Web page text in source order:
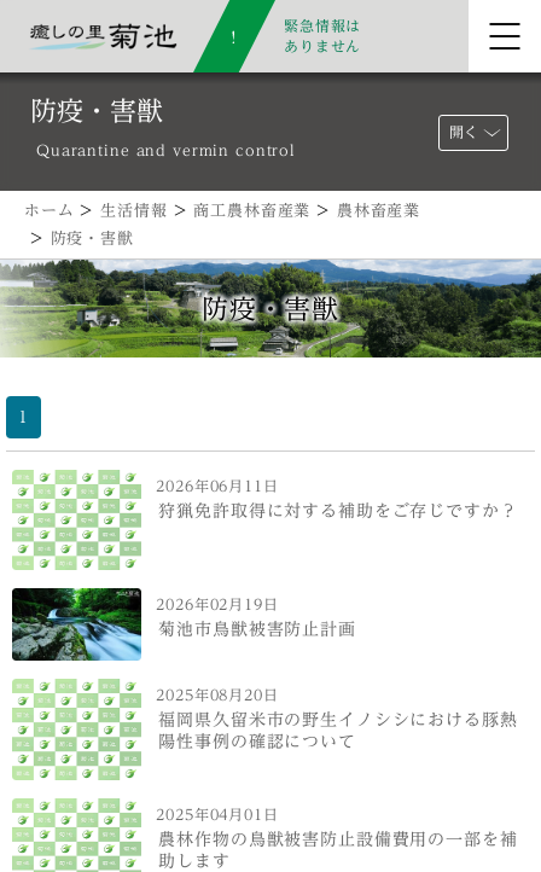
緊急情報は
ありません
防疫・害獣
Quarantine and vermin control
開く
ホーム >生活情報 >商工農林畜産業 > 農林畜産業
>
防疫・害獣
防疫・害獣
1
2026年06月11日
狩猟免許取得に対する補助をご存じですか？
2026年02月19日
菊池市鳥獣被害防止計画
2025年08月20日
福岡県久留米市の野生イノシシにおける豚熱
陽性事例の確認について
2025年04月01日
農林作物の鳥獣被害防止設備費用の一部を補
助します